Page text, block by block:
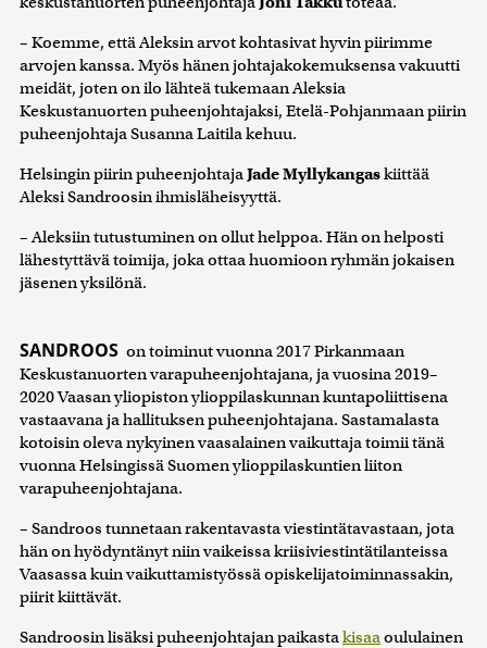
– Koemme, että Aleksin arvot kohtasivat hyvin piirimme
arvojen kanssa. Myös hänen johtajakokemuksensa vakuutti
meidät, joten on ilo lähteä tukemaan Aleksia
Keskustanuorten puheenjohtajaksi, Etelä-Pohjanmaan piirin
puheenjohtaja Susanna Laitila kehuu.
Helsingin piirin puheenjohtajaJade Myllykangaskiittää
Aleksi Sandroosin ihmisläheisyyttä.
– Aleksiin tutustuminen on ollut helppoa. Hän on helposti
lähestyttävä toimija, joka ottaa huomioon ryhmän jokaisen
jäsenen yksilönä.
SANDROOS on toiminut vuonna 2017 Pirkanmaan
Keskustanuorten varapuheenjohtajana, ja vuosina 2019–
2020 Vaasan yliopiston ylioppilaskunnan kuntapoliittisena
vastaavana ja hallituksen puheenjohtajana. Sastamalasta
kotoisin oleva nykyinen vaasalainen vaikuttaja toimii tänä
vuonna Helsingissä Suomen ylioppilaskuntien liiton
varapuheenjohtajana.
– Sandroos tunnetaan rakentavasta viestintätavastaan, jota
hän on hyödyntänyt niin vaikeissa kriisiviestintätilanteissa
Vaasassa kuin vaikuttamistyössä opiskelijatoiminnassakin,
piirit kiittävät.
Sandroosin lisäksi puheenjohtajan paikastakisaaoululainen